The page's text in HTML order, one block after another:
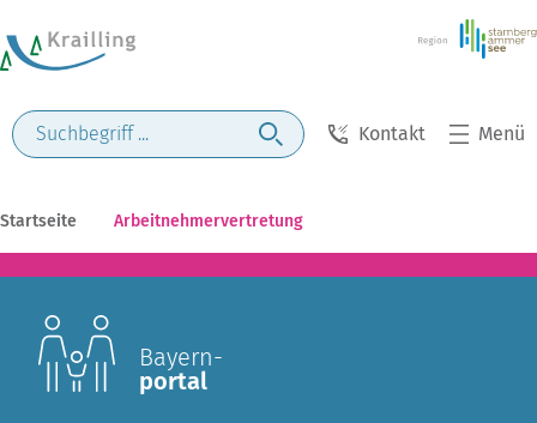
Kontakt Menü
Startseite Arbeitnehmervertretung
Bayern-
portal